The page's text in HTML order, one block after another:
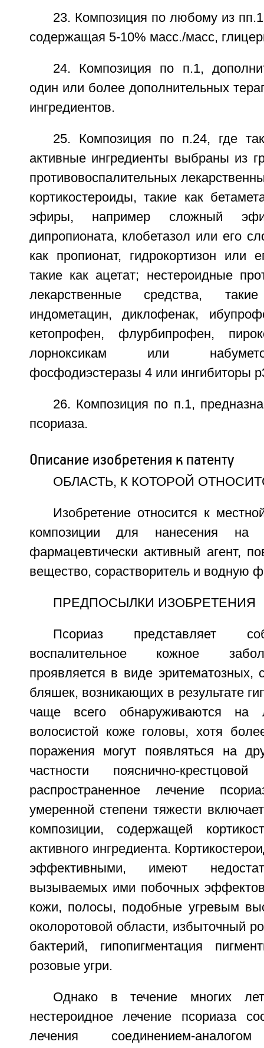
23. Композиция по любому из
содержащая 5-10% масс./масс,
24. Композиция по п.1,
один или более дополнительных
ингредиентов.
25. Композиция по п.24, где
активные ингредиенты выбраны из
противовоспалительных
кортикостероиды, такие как
эфиры, например сложный
дипропионата, клобетазол или его
как пропионат, гидрокортизон или
такие как ацетат; нестероидные
лекарственные средства,
индометацин, диклофенак,
кетопрофен, флурбипрофен,
лорноксикам или
фосфодиэстеразы 4 или ингибиторы
26. Композиция по п.1,
псориаза.
Описание изобретения к патенту
ОБЛАСТЬ, К КОТОРОЙ
Изобретение относится к
композиции для нанесения на
фармацевтически активный агент,
вещество, сорастворитель и водную
ПРЕДПОСЫЛКИ ИЗОБРЕТЕНИЯ
Псориаз представляет
воспалительное кожное
проявляется в виде
бляшек, возникающих в результате
чаще всего обнаруживаются на
волосистой коже головы, хотя
поражения могут появляться на
частности пояснично-
распространенное лечение
умеренной степени тяжести
композиции, содержащей
активного ингредиента.
эффективными, имеют
вызываемых ими побочных
кожи, полосы, подобные угревым
околоротовой области, избыточный
бактерий, гипопигментация
розовые угри.
Однако в течение многих лет
нестероидное лечение псориаза
лечения соединением-